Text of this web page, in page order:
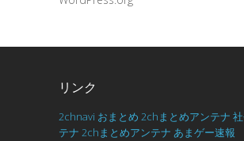
リンク
2chnavi おまとめ 2chまとめアンテナ
テナ 2chまとめアンテナ あまゲー速報